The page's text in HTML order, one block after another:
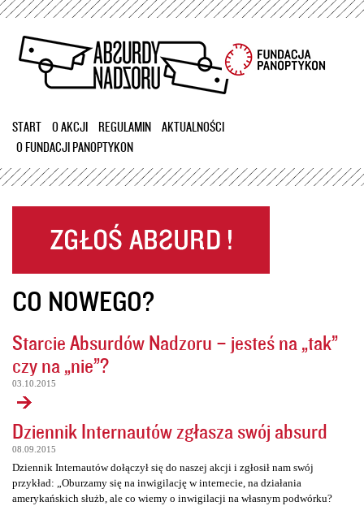
Przejdź
treści
START O AKCJI REGULAMIN
AKTUALNOŚCI
O FUNDACJI PANOPTYKON
CO NOWEGO?
Starcie Absurdów Nadzoru – jesteś na „tak”
czy na „nie”?
03.10.2015
Dziennik Internautów zgłasza swój absurd
08.09.2015
Dziennik Internautów dołączył się do naszej akcji i zgłosił nam swój
przykład: „Oburzamy się na inwigilację w internecie, na działania
amerykańskich służb, ale co wiemy o inwigilacji na własnym podwórku?